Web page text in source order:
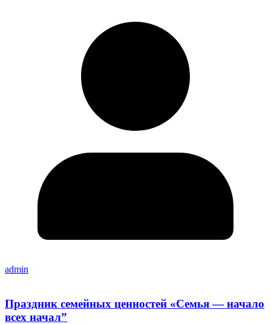
admin
Праздник семейных ценностей «Семья — начало
всех начал”